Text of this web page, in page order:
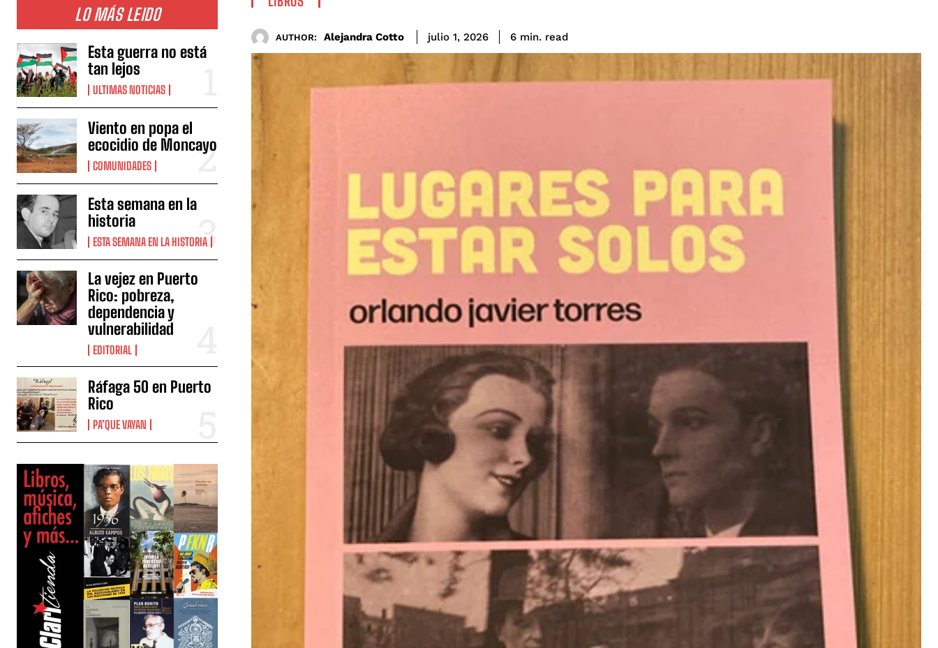
LO MÁS LEIDO
Esta guerra no está
tan lejos
ULTIMAS NOTICIAS
Viento en popa el
ecocidio de Moncayo
COMUNIDADES
Esta semana en la
historia
ESTA SEMANA EN LA HISTORIA
La vejez en Puerto
Rico: pobreza,
dependencia y
vulnerabilidad
EDITORIAL
Ráfaga 50 en Puerto
Rico
PA’QUE VAYAN
AUTHOR: Alejandra Cotto julio 1, 2026 6 min. read